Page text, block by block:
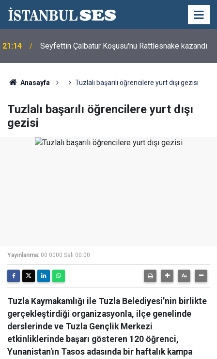
21:14 Seyfettin Çalbatur Koşusu'nu Rattlesnake kazandı
Anasayfa Tuzlalı başarılı öğrencilere yurt dışı gezisi
Tuzlalı başarılı öğrencilere yurt dışı
gezisi
Yayınlanma: 00 0000 Salı 00:00
Tuzla Kaymakamlığı ile Tuzla Belediyesi’nin birlikte
gerçekleştirdiği organizasyonla, ilçe genelinde
derslerinde ve Tuzla Gençlik Merkezi
etkinliklerinde başarı gösteren 120 öğrenci,
Yunanistan'ın Tasos adasında bir haftalık kampa